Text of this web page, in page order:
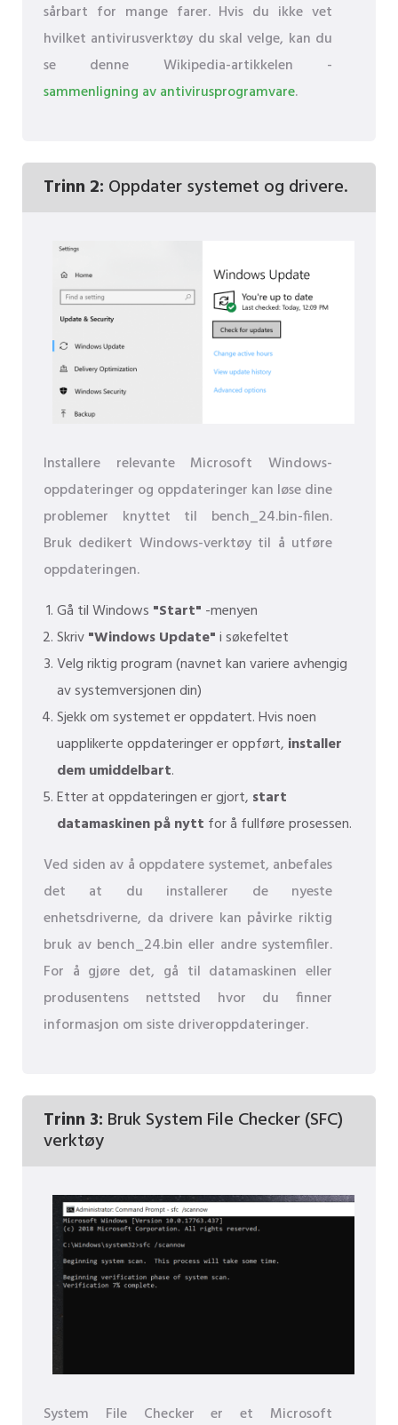
sårbart for mange farer. Hvis du ikke vet
hvilket antivirusverktøy du skal velge, kan du
se denne Wikipedia-artikkelen -
sammenligning av antivirusprogramvare.
Trinn 2: Oppdater systemet og drivere.
Installere relevante Microsoft Windows-
oppdateringer og oppdateringer kan løse dine
problemer knyttet til bench_24.bin-filen.
Bruk dedikert Windows-verktøy til å utføre
oppdateringen.
Gå til Windows "Start" -menyen
Skriv"Windows Update"i søkefeltet
Velg riktig program (navnet kan variere avhengig
av systemversjonen din)
Sjekk om systemet er oppdatert. Hvis noen
uapplikerte oppdateringer er oppført, installer
dem umiddelbart.
Etter at oppdateringen er gjort, start
datamaskinen på nytt for å fullføre prosessen.
Ved siden av å oppdatere systemet, anbefales
det at du installerer de nyeste
enhetsdriverne, da drivere kan påvirke riktig
bruk av bench_24.bin eller andre systemfiler.
For å gjøre det, gå til datamaskinen eller
produsentens nettsted hvor du finner
informasjon om siste driveroppdateringer.
Trinn 3: Bruk System File Checker (SFC)
verktøy
System File Checker er et Microsoft